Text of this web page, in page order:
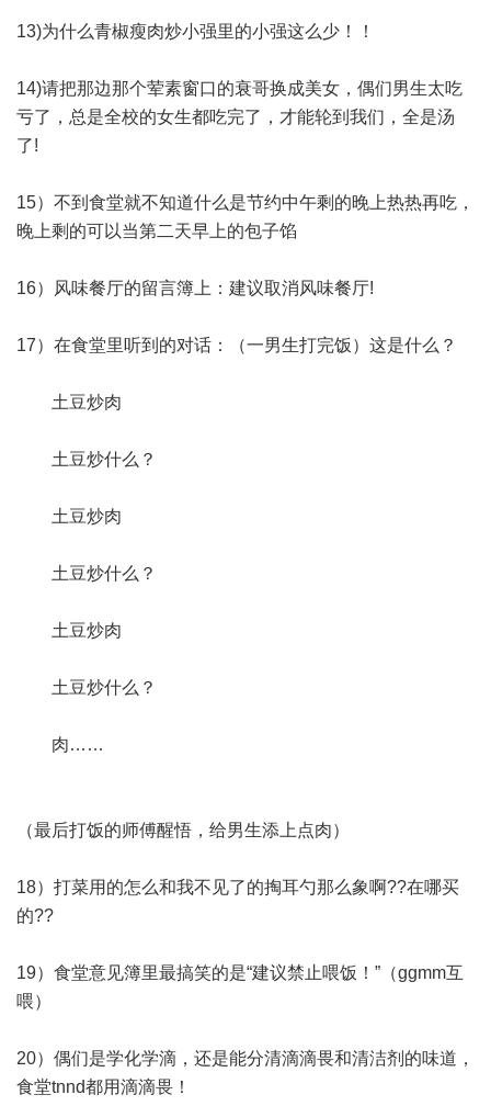
13)为什么青椒瘦肉炒小强里的小强这么少！！
14)请把那边那个荤素窗口的衰哥换成美女，偶们男生太吃
亏了，总是全校的女生都吃完了，才能轮到我们，全是汤
了!
15）不到食堂就不知道什么是节约中午剩的晚上热热再吃，
晚上剩的可以当第二天早上的包子馅
16）风味餐厅的留言簿上：建议取消风味餐厅!
17）在食堂里听到的对话：（一男生打完饭）这是什么？
土豆炒肉
土豆炒什么？
土豆炒肉
土豆炒什么？
土豆炒肉
土豆炒什么？
肉……
（最后打饭的师傅醒悟，给男生添上点肉）
18）打菜用的怎么和我不见了的掏耳勺那么象啊??在哪买
的??
19）食堂意见簿里最搞笑的是“建议禁止喂饭！”（ggmm互
喂）
20）偶们是学化学滴，还是能分清滴滴畏和清洁剂的味道，
食堂tnnd都用滴滴畏！